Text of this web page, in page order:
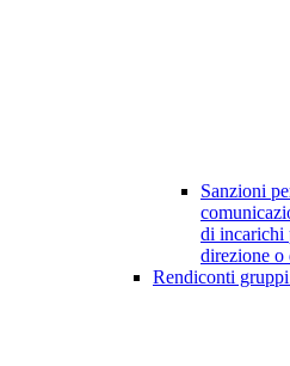
Sanzioni
di incarichi
direzione o
Rendiconti